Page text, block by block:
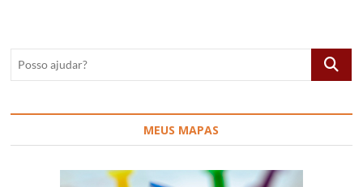
Posso
ajudar?
MEUS MAPAS